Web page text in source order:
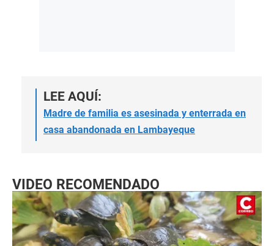
LEE AQUÍ:
Madre de familia es asesinada y enterrada en
casa abandonada en Lambayeque
VIDEO RECOMENDADO